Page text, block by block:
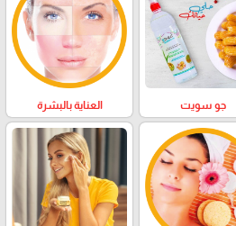
جو سويت العناية بالبشرة